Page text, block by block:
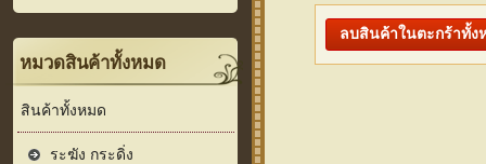
หมวดสินค้าทั้งหมด
สินค้าทั้งหมด
ระฆัง กระดิ่ง